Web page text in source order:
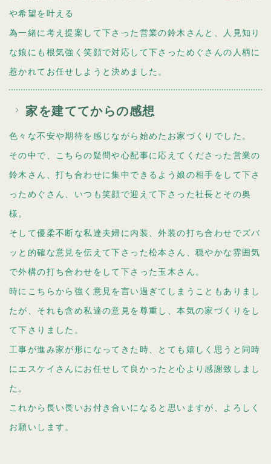
や希望を叶える
為一緒に考え提案して下さった営業の鈴木さんと、人見知り
な娘にも根気強く笑顔で対応して下さっためぐさんの人柄に
惹かれてお任せしようと決めました。
家を建ててからの感想
色々な不安や期待を感じながら始めたお家づくりでした。
その中で、こちらの疑問や心配事に応えてくださった営業の
鈴木さん、打ち合わせに集中できるよう娘の相手をして下さ
っためぐさん、いつも笑顔で迎えて下さった社長とその奥
様。
そして優柔不断な私達夫婦に内装、外装の打ち合わせでズバ
ッと的確な意見を伝えて下さった松本さん、穏やかな雰囲気
で外構の打ち合わせをして下さった玉木さん。
時にこちらから強く意見を言い過ぎてしまうこともありまし
たが、それも含め私達の意見を尊重し、本気の家づくりをし
て下さりました。
工事が進み家が形になってきた時、とても嬉しく思うと同時
にエスケイさんにお任せして良かったと心より感謝致しまし
た。
これから長い長いお付き合いになると思いますが、よろしく
お願いします。